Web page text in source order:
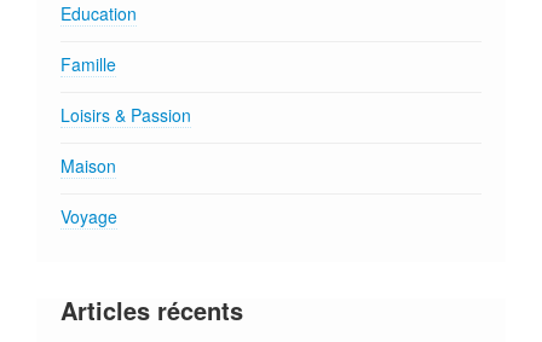
Education
Famille
Loisirs & Passion
Maison
Voyage
Articles récents